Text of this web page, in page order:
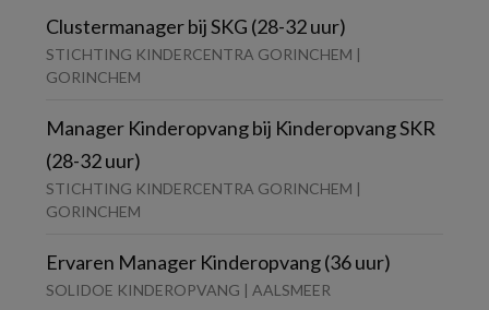
Clustermanager bij SKG (28-32 uur)
STICHTING KINDERCENTRA GORINCHEM |
GORINCHEM
Manager Kinderopvang bij Kinderopvang SKR
(28-32 uur)
STICHTING KINDERCENTRA GORINCHEM |
GORINCHEM
Ervaren Manager Kinderopvang (36 uur)
SOLIDOE KINDEROPVANG | AALSMEER